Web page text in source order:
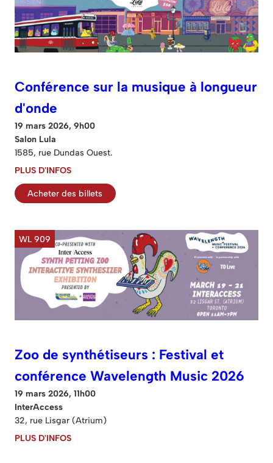
Conférence sur la musique à longueur
d'onde
19 mars 2026, 9h00
Salon Lula
1585, rue Dundas Ouest.
PLUS D'INFOS
Acheter des billets
WL 909
Zoo de synthétiseurs : Festival et
conférence Wavelength Music 2026
19 mars 2026, 11h00
InterAccess
32, rue Lisgar (Atrium)
PLUS D'INFOS